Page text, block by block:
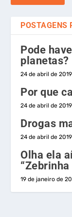
POSTAGENS
Pode
planetas?
24 de abril de 2019
Por que
24 de abril de 2019
Drogas
24 de abril de 2019
Olha ela
19 de janeiro de